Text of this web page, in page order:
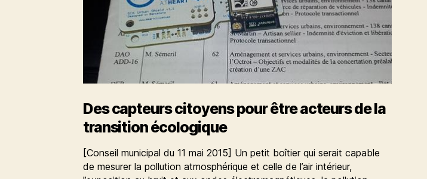
Des capteurs citoyens pour être acteurs de la
transition écologique
[Conseil municipal du 11 mai 2015] Un petit boîtier qui serait capable
de mesurer la pollution atmosphérique et celle de l’air intérieur,